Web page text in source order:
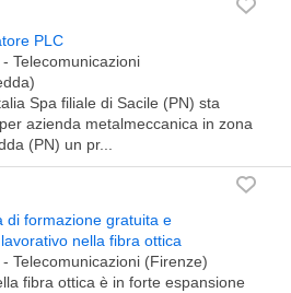
PLC
Telecomunicazioni
Spa filiale di Sacile (PN) sta
azienda metalmeccanica in zona
(PN) un pr...
di formazione gratuita e
nella fibra ottica
Telecomunicazioni (Firenze)
fibra ottica è in forte espansione